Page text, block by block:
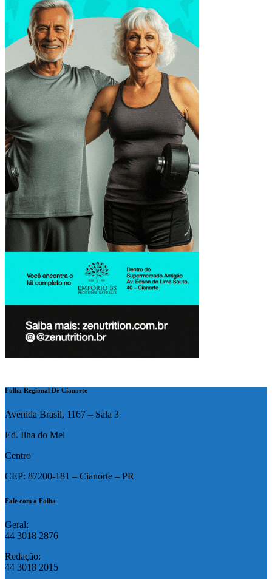
Folha Regional De Cianorte
Avenida Brasil, 1167 – Sala 3
Ed. Ilha do Mel
Centro
CEP: 87200-181 – Cianorte – PR
Fale com a Folha
Geral:
44 3018 2876
Redação:
44 3018 2015